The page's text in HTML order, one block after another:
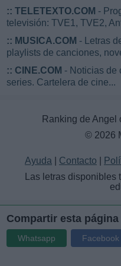
:: TELETEXTO.COM -
televisión: TVE1, TVE2,
:: MUSICA.COM - Letras
playlists de canciones,
:: CINE.COM - Noticias de
series. Cartelera de cine...
Ranking de Angel
© 2026
Ayuda Contacto
Las letras
Compartir esta página
Whatsapp Facebook